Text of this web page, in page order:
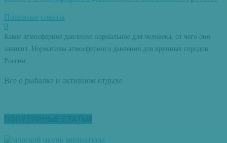
Полезные советы
0
Какое атмосферное давление нормальное для человека, от чего оно
зависит. Нормативы атмосферного давления для крупных городов
России.
Все о рыбалке и активном отдыхе
ПОПУЛЯРНЫЕ СТАТЬИ